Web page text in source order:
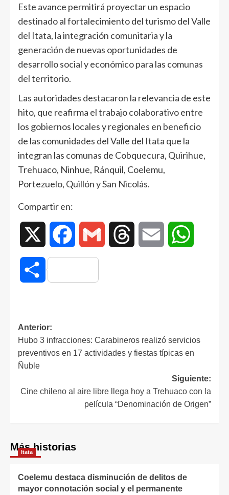
Este avance permitirá proyectar un espacio
destinado al fortalecimiento del turismo del Valle
del Itata, la integración comunitaria y la
generación de nuevas oportunidades de
desarrollo social y económico para las comunas
del territorio.
Las autoridades destacaron la relevancia de este
hito, que reafirma el trabajo colaborativo entre
los gobiernos locales y regionales en beneficio
de las comunidades del Valle del Itata que la
integran las comunas de Cobquecura, Quirihue,
Trehuaco, Ninhue, Ránquil, Coelemu,
Portezuelo, Quillón y San Nicolás.
Compartir en:
Facebook Gmail Threads Email
Compartir
Anterior:
Hubo 3 infracciones: Carabineros realizó servicios
preventivos en 17 actividades y fiestas típicas en
Ñuble
Siguiente:
Cine chileno al aire libre llega hoy a Trehuaco con la
película “Denominación de Origen”
Más historias
Itata
Coelemu destaca disminución de delitos de
mayor connotación social y el permanente